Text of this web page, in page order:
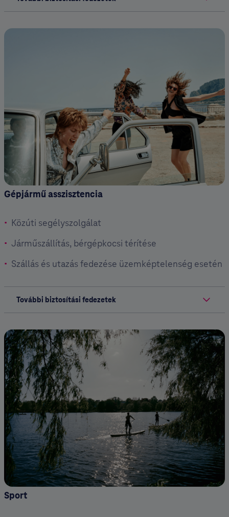
Gépjármű asszisztencia
Közúti segélyszolgálat
Járműszállítás, bérgépkocsi térítése
Szállás és utazás fedezése üzemképtelenség esetén
További biztosítási fedezetek
Sport